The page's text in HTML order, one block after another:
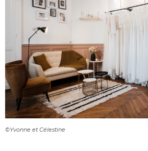
©Yvonne et Célestine